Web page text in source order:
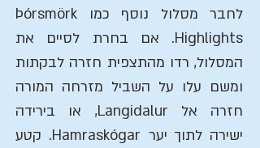
לחבר מסלול נוסף כמו Þórsmörk
Highlights. אם בחרת לסיים את
המסלול, רדו מהתצפית חזרה לבקתות
ומשם עלו על השביל מזרחה המורה
חזרה אל Langidalur, או בירידה
ישירה לתוך יער Hamraskógar. קטע